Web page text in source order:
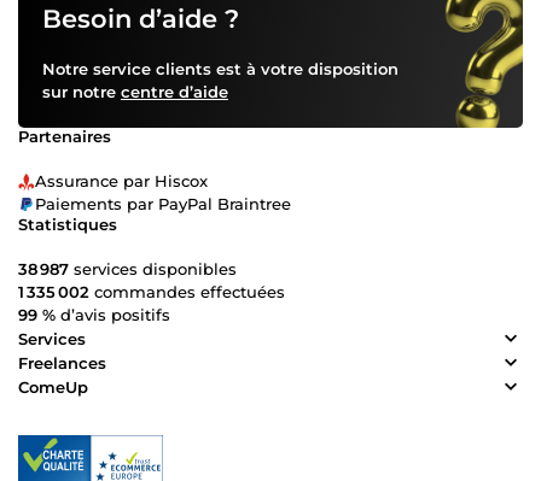
Besoin d’aide ?
Notre service clients est à votre disposition
sur notre centre d’aide
Partenaires
Assurance par Hiscox
Paiements par PayPal Braintree
Statistiques
38 987 services disponibles
1 335 002 commandes effectuées
99 % d’avis positifs
Services
Freelances
ComeUp